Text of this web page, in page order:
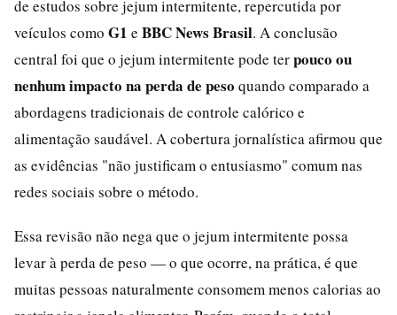
de estudos sobre jejum intermitente, repercutida por
veículos como G1 e BBC News Brasil. A conclusão
central foi que o jejum intermitente pode terpouco ou
nenhum impacto na perda de peso quando comparado a
abordagens tradicionais de controle calórico e
alimentação saudável. A cobertura jornalística afirmou que
as evidências "não justificam o entusiasmo" comum nas
redes sociais sobre o método.
Essa revisão não nega que o jejum intermitente possa
levar à perda de peso — o que ocorre, na prática, é que
muitas pessoas naturalmente consomem menos calorias ao